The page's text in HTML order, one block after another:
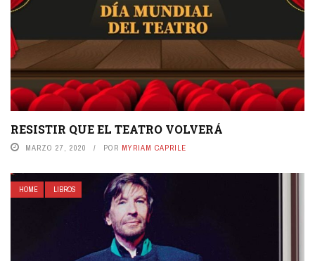
RESISTIR QUE EL TEATRO VOLVERÁ
MARZO 27, 2020 POR MYRIAM CAPRILE
HOME LIBROS